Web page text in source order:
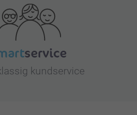
kundservice